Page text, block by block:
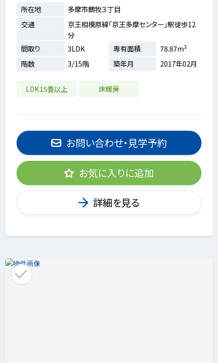
所在地
多摩市鶴牧３丁目
交通
京王相模原線「京王多摩センター」駅徒歩12
分
間取り
3LDK 専有面積
78.87m²
階数
3/15階 築年月 2017年02月
LDK15畳以上 床暖房
お問い合わせ・見学予約
お気に入りに追加
詳細を見る